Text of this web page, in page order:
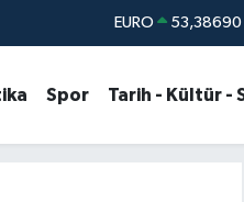
EURO 53,38690
G.ALTIN 6862,09000
BİST100
Spor Tarih - Kültür -